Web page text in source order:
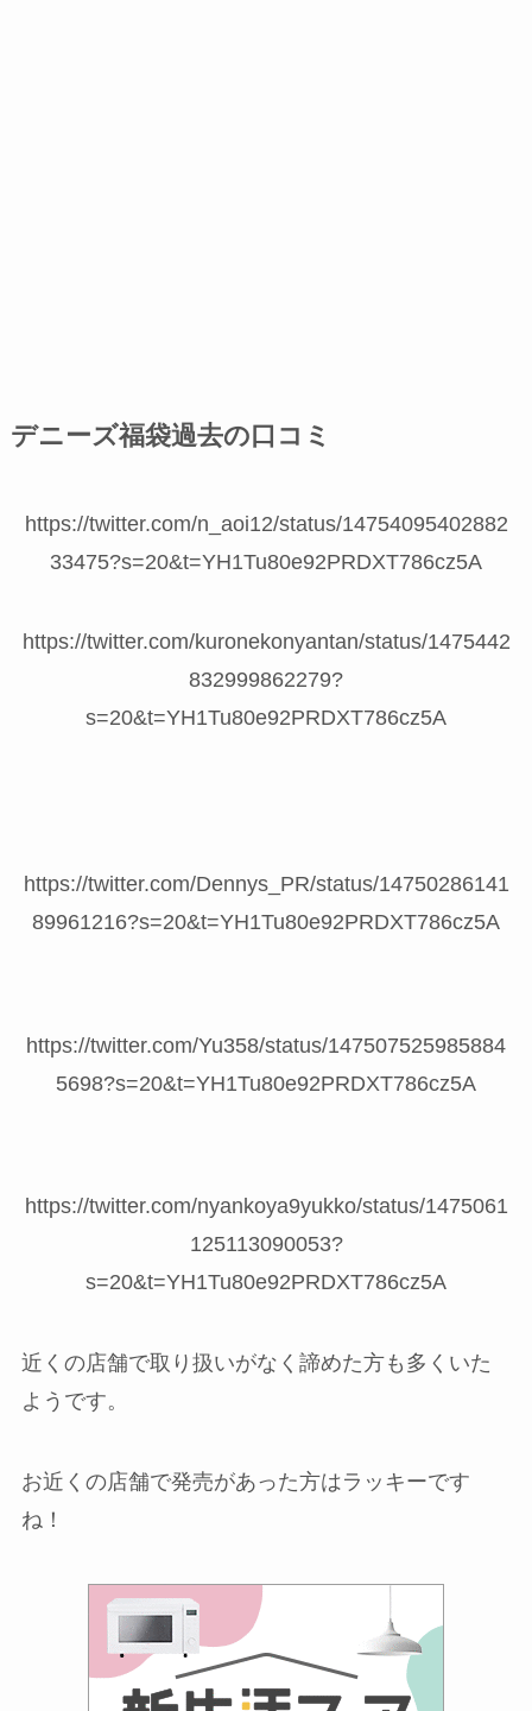
デニーズ福袋過去の口コミ
https://twitter.com/n_aoi12/status/14754095402882
33475?s=20&t=YH1Tu80e92PRDXT786cz5A
https://twitter.com/kuronekonyantan/status/1475442
832999862279?
s=20&t=YH1Tu80e92PRDXT786cz5A
https://twitter.com/Dennys_PR/status/14750286141
89961216?s=20&t=YH1Tu80e92PRDXT786cz5A
https://twitter.com/Yu358/status/147507525985884
5698?s=20&t=YH1Tu80e92PRDXT786cz5A
https://twitter.com/nyankoya9yukko/status/1475061
125113090053?
s=20&t=YH1Tu80e92PRDXT786cz5A
近くの店舗で取り扱いがなく諦めた方も多くいた
ようです。
お近くの店舗で発売があった方はラッキーです
ね！